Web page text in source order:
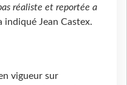
réaliste et reportée a
indiqué Jean Castex.
vigueur sur